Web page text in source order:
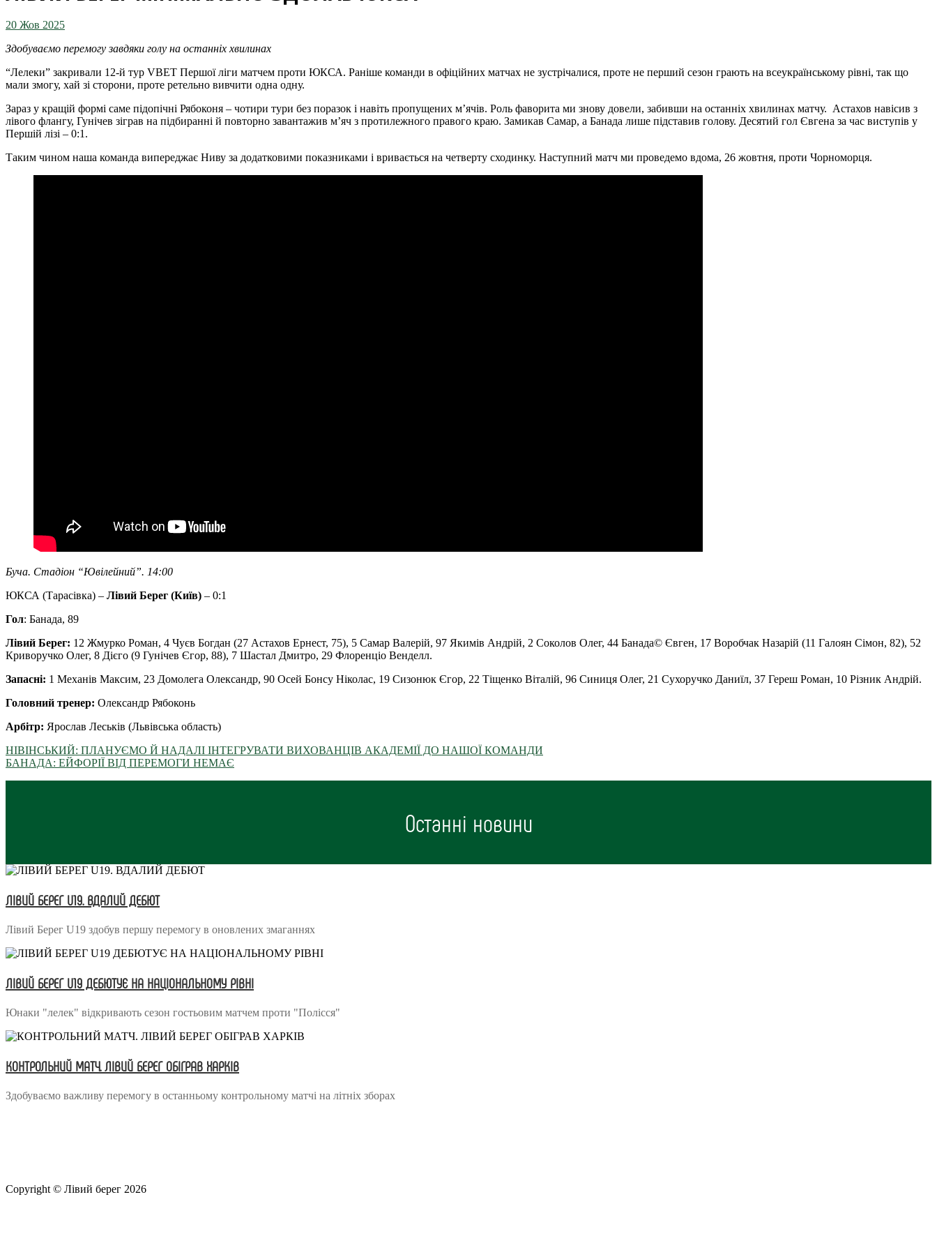
20 Жов 2025
Здобуваємо перемогу завдяки голу на останніх хвилинах
“Лелеки” закривали 12-й тур VBET Першої ліги матчем проти ЮКСА. Раніше команди в офіційних матчах не зустрічалися, проте не перший сезон грають на всеукраїнському рівні, так що
мали змогу, хай зі сторони, проте ретельно вивчити одна одну.
Зараз у кращій формі саме підопічні Рябоконя – чотири тури без поразок і навіть пропущених м’ячів. Роль фаворита ми знову довели, забивши на останніх хвилинах матчу. Астахов навісив з
лівого флангу, Гунічев зіграв на підбиранні й повторно завантажив м’яч з протилежного правого краю. Замикав Самар, а Банада лише підставив голову. Десятий гол Євгена за час виступів у
Першій лізі – 0:1.
Таким чином наша команда випереджає Ниву за додатковими показниками і вривається на четверту сходинку. Наступний матч ми проведемо вдома, 26 жовтня, проти Чорноморця.
Буча. Стадіон “Ювілейний”. 14:00
ЮКСА (Тарасівка) – Лівий Берег (Київ) – 0:1
Гол: Банада, 89
Лівий Берег: 12 Жмурко Роман, 4 Чуєв Богдан (27 Астахов Ернест, 75), 5 Самар Валерій, 97 Якимів Андрій, 2 Соколов Олег, 44 Банада© Євген, 17 Воробчак Назарій (11 Галоян Сімон, 82), 52
Криворучко Олег, 8 Дієго (9 Гунічев Єгор, 88), 7 Шастал Дмитро, 29 Флоренціо Венделл.
Запасні: 1 Механів Максим, 23 Домолега Олександр, 90 Осей Бонсу Ніколас, 19 Сизонюк Єгор, 22 Тіщенко Віталій, 96 Синиця Олег, 21 Сухоручко Даниїл, 37 Гереш Роман, 10 Різник Андрій.
Головний тренер: Олександр Рябоконь
Арбітр: Ярослав Леськів (Львівська область)
НІВІНСЬКИЙ: ПЛАНУЄМО Й НАДАЛІ ІНТЕГРУВАТИ ВИХОВАНЦІВ АКАДЕМІЇ ДО НАШОЇ КОМАНДИ
БАНАДА: ЕЙФОРІЇ ВІД ПЕРЕМОГИ НЕМАЄ
Останні новини
ЛІВИЙ БЕРЕГ U19. ВДАЛИЙ ДЕБЮТ
Лівий Берег U19 здобув першу перемогу в оновлених змаганнях
ЛІВИЙ БЕРЕГ U19 ДЕБЮТУЄ НА НАЦІОНАЛЬНОМУ РІВНІ
Юнаки "лелек" відкривають сезон гостьовим матчем проти "Полісся"
КОНТРОЛЬНИЙ МАТЧ. ЛІВИЙ БЕРЕГ ОБІГРАВ ХАРКІВ
Здобуваємо важливу перемогу в останньому контрольному матчі на літніх зборах
Copyright © Лівий берег 2026